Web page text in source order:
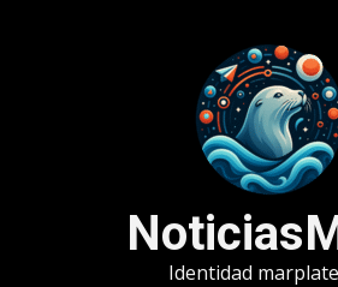
Identidad